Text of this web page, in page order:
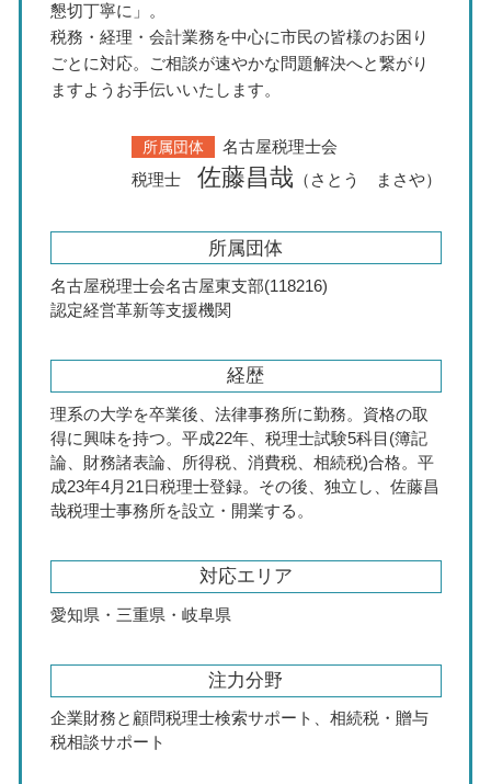
懇切丁寧に」。
税務・経理・会計業務を中心に市民の皆様のお困り
ごとに対応。ご相談が速やかな問題解決へと繋がり
ますようお手伝いいたします。
所属団体
名古屋税理士会
税理士
佐藤昌哉 （さとう まさや）
所属団体
名古屋税理士会名古屋東支部(118216)
認定経営革新等支援機関
経歴
理系の大学を卒業後、法律事務所に勤務。資格の取
得に興味を持つ。平成22年、税理士試験5科目(簿記
論、財務諸表論、所得税、消費税、相続税)合格。平
成23年4月21日税理士登録。その後、独立し、佐藤昌
哉税理士事務所を設立・開業する。
対応エリア
愛知県・三重県・岐阜県
注力分野
企業財務と顧問税理士検索サポート、相続税・贈与
税相談サポート